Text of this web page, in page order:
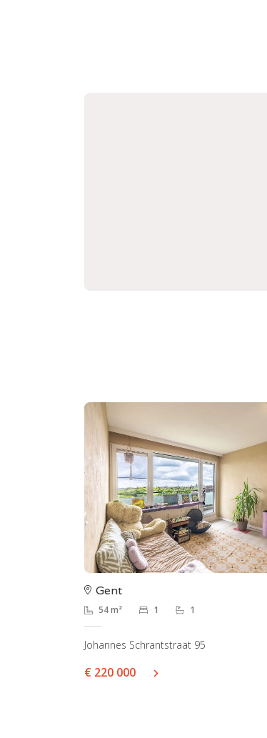
Gent
54 m² 1 1
Johannes Schrantstraat 95
€ 220 000